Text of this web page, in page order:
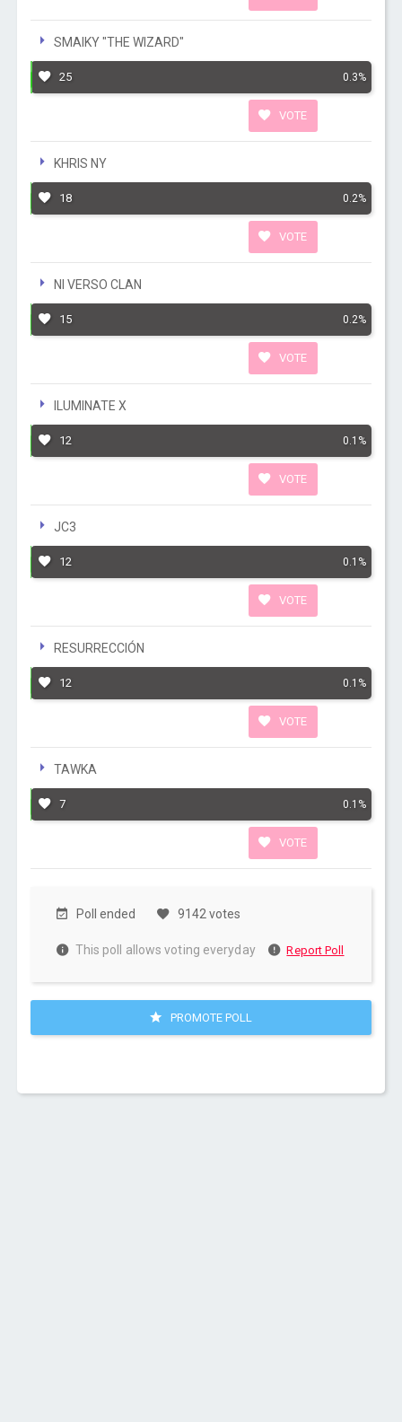
SMAIKY "THE WIZARD"
25 0.3%
VOTE
KHRIS NY
18 0.2%
VOTE
NI VERSO CLAN
15 0.2%
VOTE
ILUMINATE X
12 0.1%
VOTE
JC3
12 0.1%
VOTE
RESURRECCIÓN
12 0.1%
VOTE
TAWKA
7 0.1%
VOTE
Poll ended 9142 votes
This poll allows voting everyday Report Poll
PROMOTE POLL